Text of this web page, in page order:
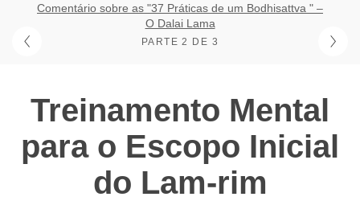
Comentário sobre as "37 Práticas de um Bodhisattva " –
O Dalai Lama
PARTE 2 DE 3
Treinamento Mental
para o Escopo Inicial
do Lam-rim